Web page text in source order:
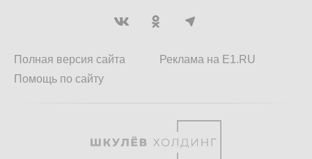
Полная версия сайта
Помощь по сайту
Реклама на E1.RU